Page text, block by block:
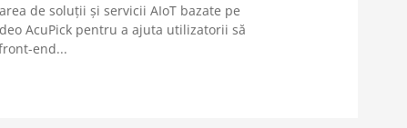
de soluții și servicii AIoT bazate pe
AcuPick pentru a ajuta utilizatorii să
end...